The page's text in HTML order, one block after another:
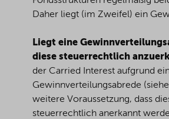
Daher liegt (im Zweifel) ein
Liegt eine
diese steuerrechtlich
der Carried Interest aufgrund
Gewinnverteilungsabrede
weitere Voraussetzung, dass
steuerrechtlich anerkannt